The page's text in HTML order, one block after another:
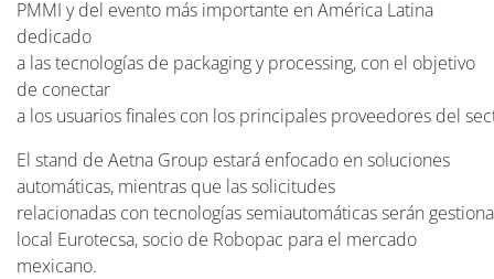
PMMI y del evento más importante en América Latina
dedicado
a las tecnologías de packaging y processing, con el objetivo
de conectar
a los usuarios finales con los principales proveedores del
El stand de Aetna Group estará enfocado en soluciones
automáticas, mientras que las solicitudes
relacionadas con tecnologías semiautomáticas serán
local Eurotecsa, socio de Robopac para el mercado
mexicano.